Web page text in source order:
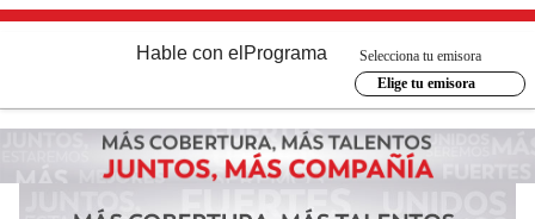
Hable con el Programa
Selecciona tu emisora
Elige tu emisora